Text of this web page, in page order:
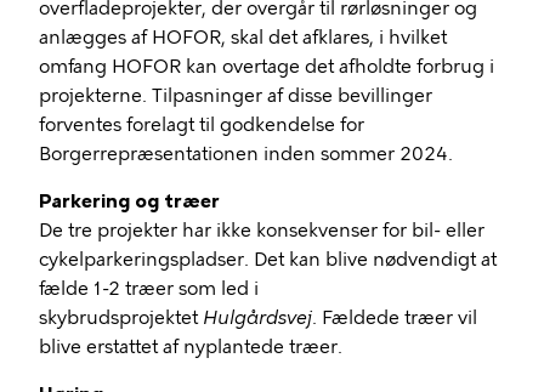
overfladeprojekter, der overgår til rørløsninger og
anlægges af HOFOR, skal det afklares, i hvilket
omfang HOFOR kan overtage det afholdte forbrug i
projekterne. Tilpasninger af disse bevillinger
forventes forelagt til godkendelse for
Borgerrepræsentationen inden sommer 2024.
Parkering og træer
De tre projekter har ikke konsekvenser for bil- eller
cykelparkeringspladser. Det kan blive nødvendigt at
fælde 1-2 træer som led i
skybrudsprojektet Hulgårdsvej. Fældede træer vil
blive erstattet af nyplantede træer.